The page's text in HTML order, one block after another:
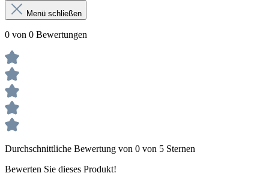
Menü schließen
0 von 0 Bewertungen
Durchschnittliche Bewertung von 0 von 5 Sternen
Bewerten Sie dieses Produkt!